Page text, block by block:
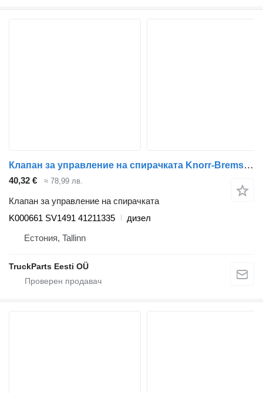
Клапан за управление на спирачката Knorr-Bremse Stralis (01.02-) K000661 SV1491 за влекач IVECO Stralis, Trakker (2002-)
40,32 € ≈ 78,99 лв.
Клапан за управление на спирачката
K000661 SV1491 41211335
дизел
Естония, Tallinn
TruckParts Eesti OÜ